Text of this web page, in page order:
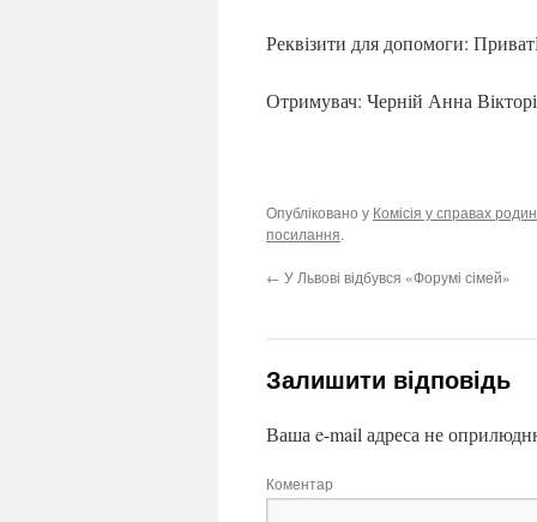
Реквізити для допомоги:
Отримувач: Черній Анна
Опубліковано у Комісія у справах
посилання.
← У Львові відбувся «Форумі сімей»
Залишити відповідь
Ваша e-mail адреса не
Коментар